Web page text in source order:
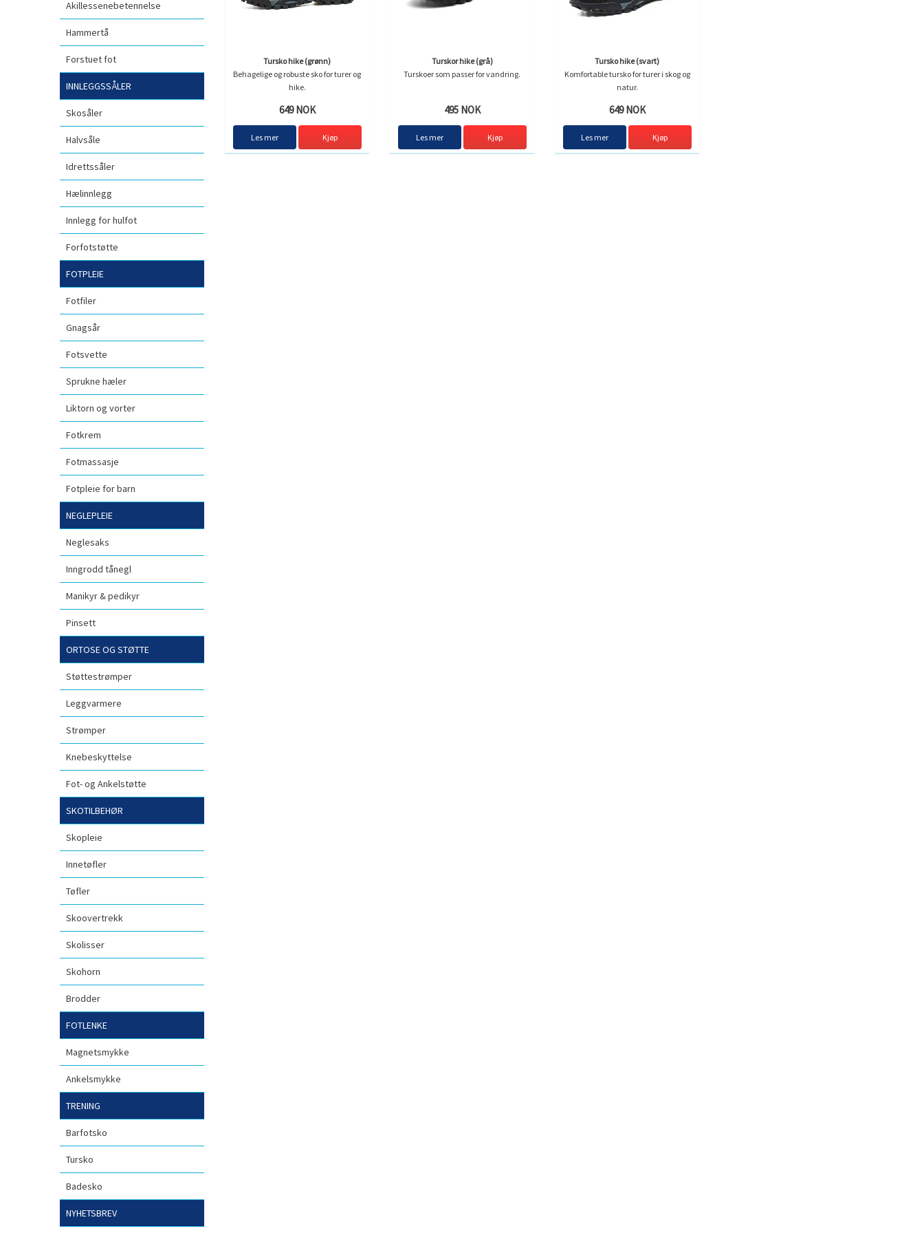
Akillessenebetennelse
Hammertå
Forstuet fot
INNLEGGSSÅLER
Skosåler
Halvsåle
Idrettssåler
Hælinnlegg
Innlegg for hulfot
Forfotstøtte
FOTPLEIE
Fotfiler
Gnagsår
Fotsvette
Sprukne hæler
Liktorn og vorter
Fotkrem
Fotmassasje
Fotpleie for barn
NEGLEPLEIE
Neglesaks
Inngrodd tånegl
Manikyr & pedikyr
Pinsett
ORTOSE OG STØTTE
Støttestrømper
Leggvarmere
Strømper
Knebeskyttelse
Fot- og Ankelstøtte
SKOTILBEHØR
Skopleie
Innetøfler
Tøfler
Skoovertrekk
Skolisser
Skohorn
Brodder
FOTLENKE
Magnetsmykke
Ankelsmykke
TRENING
Barfotsko
Tursko
Badesko
NYHETSBREV
Tursko hike (grønn)
Behagelige og robuste sko for turer og
hike.
649 NOK
Les mer Kjøp
Turskor hike (grå)
Turskoer som passer for vandring.
495 NOK
Les mer Kjøp
Tursko hike (svart)
Komfortable tursko for turer i skog og
natur.
649 NOK
Les mer Kjøp